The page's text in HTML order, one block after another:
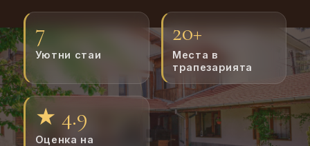
7
Уютни стаи
20+
Места в
трапезарията
★ 4.9
Оценка на